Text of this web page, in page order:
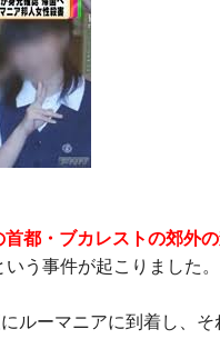
都・ブカレストの郊外
いう事件が起こりました。
ルーマニアに到着し、そ